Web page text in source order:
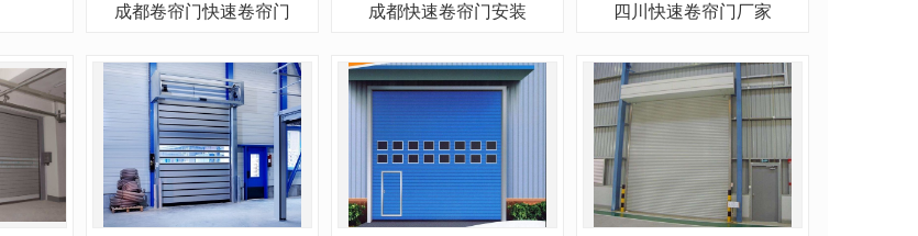
成都卷帘门快速卷帘门 成都快速卷帘门安装 四川快速卷帘门厂家